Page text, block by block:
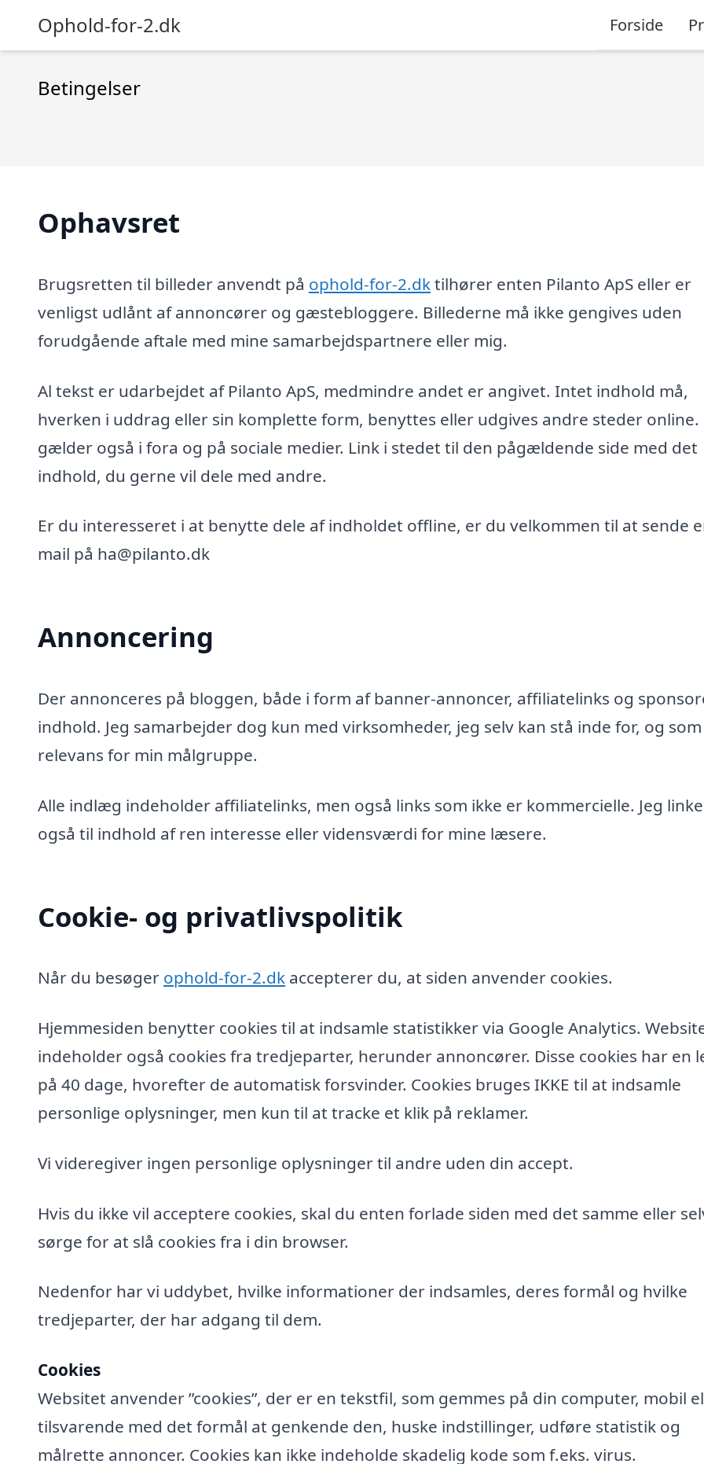
Ophold-for-2.dk Forside
Betingelser
Ophavsret
Brugsretten til billeder anvendt på ophold-for-2.dktilhører enten Pilanto ApS eller er
venligst udlånt af annoncører og gæstebloggere. Billederne må ikke gengives uden
forudgående aftale med mine samarbejdspartnere eller mig.
Al tekst er udarbejdet af Pilanto ApS, medmindre andet er angivet. Intet indhold må,
hverken i uddrag eller sin komplette form, benyttes eller udgives andre steder
gælder også i fora og på sociale medier. Link i stedet til den pågældende side med det
indhold, du gerne vil dele med andre.
Er du interesseret i at benytte dele af indholdet offline, er du velkommen til at sende
mail på ha@pilanto.dk
Annoncering
Der annonceres på bloggen, både i form af banner-annoncer, affiliatelinks og
indhold. Jeg samarbejder dog kun med virksomheder, jeg selv kan stå inde for, og
relevans for min målgruppe.
Alle indlæg indeholder affiliatelinks, men også links som ikke er kommercielle. Jeg
også til indhold af ren interesse eller vidensværdi for mine læsere.
Cookie- og privatlivspolitik
Når du besøger ophold-for-2.dk accepterer du, at siden anvender cookies.
Hjemmesiden benytter cookies til at indsamle statistikker via Google Analytics.
indeholder også cookies fra tredjeparter, herunder annoncører. Disse cookies har en
på 40 dage, hvorefter de automatisk forsvinder. Cookies bruges IKKE til at indsamle
personlige oplysninger, men kun til at tracke et klik på reklamer.
Vi videregiver ingen personlige oplysninger til andre uden din accept.
Hvis du ikke vil acceptere cookies, skal du enten forlade siden med det samme eller
sørge for at slå cookies fra i din browser.
Nedenfor har vi uddybet, hvilke informationer der indsamles, deres formål og hvilke
tredjeparter, der har adgang til dem.
Cookies
Websitet anvender ”cookies”, der er en tekstfil, som gemmes på din computer, mobil
tilsvarende med det formål at genkende den, huske indstillinger, udføre statistik og
målrette annoncer. Cookies kan ikke indeholde skadelig kode som f.eks. virus.